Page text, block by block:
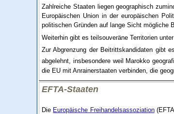
Zahlreiche Staaten liegen geographisch
Europäischen Union in der europäischen
politischen Gründen auf lange Sicht mögliche
Weiterhin gibt es teilsouveräne Territorien
Zur Abgrenzung der Beitrittskandidaten gibt
abgelehnt, insbesondere weil Marokko
die EU mit Anrainerstaaten verbinden, die
EFTA-Staaten
Die Europäische Freihandelsassoziation